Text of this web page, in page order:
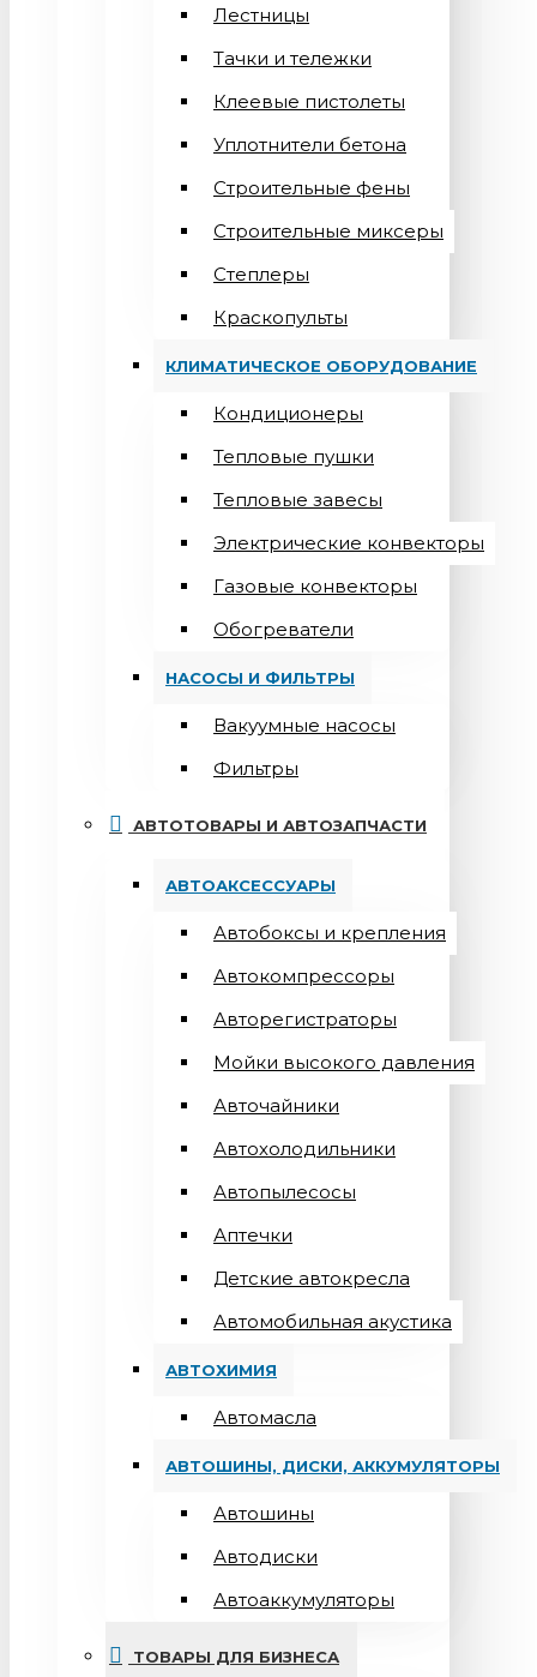
Лестницы
Тачки и тележки
Клеевые пистолеты
Уплотнители бетона
Строительные фены
Строительные миксеры
Степлеры
Краскопульты
КЛИМАТИЧЕСКОЕ ОБОРУДОВАНИЕ
Кондиционеры
Teпловые пушки
Тепловые завесы
Электрические конвекторы
Газовые конвекторы
Обогреватели
НАСОСЫ И ФИЛЬТРЫ
Вакуумные насосы
Фильтры
АВТОТОВАРЫ И АВТОЗАПЧАСТИ
АВТОАКСЕССУАРЫ
Автобоксы и крепления
Автокомпрессоры
Авторегистраторы
Мойки высокого давления
Авточайники
Автохолодильники
Автопылесосы
Аптечки
Детские автокресла
Автомобильная акустика
АВТОХИМИЯ
Автомасла
АВТОШИНЫ, ДИСКИ, АККУМУЛЯТОРЫ
Автошины
Автодиски
Автоаккумуляторы
ТОВАРЫ ДЛЯ БИЗНЕСА